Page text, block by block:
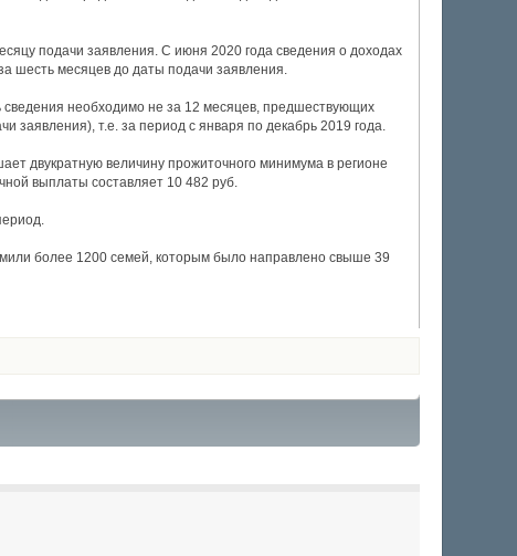
подачи заявления. С июня 2020 года сведения о доходах
шесть месяцев до даты подачи заявления.
необходимо не за 12 месяцев, предшествующих
т.е. за период с января по декабрь 2019 года.
двукратную величину прожиточного минимума в регионе
выплаты составляет 10 482 руб.
более 1200 семей, которым было направлено свыше 39